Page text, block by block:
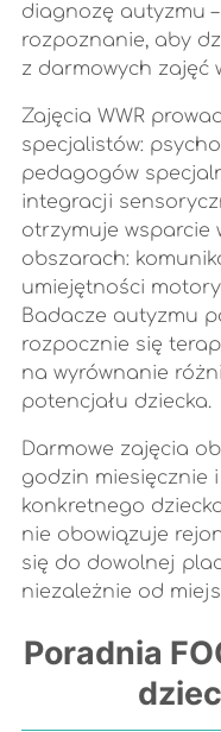
diagnozę autyzmu
rozpoznanie, aby
z darmowych zajęć
Zajęcia WWR
specjalistów:
pedagogów
integracji
otrzymuje wsparcie
obszarach:
umiejętności
Badacze autyzmu
rozpocznie się
na wyrównanie
potencjału dziecka.
Darmowe zajęcia
godzin miesięcznie
konkretnego
nie obowiązuje
się do dowolnej
niezależnie od
Poradnia